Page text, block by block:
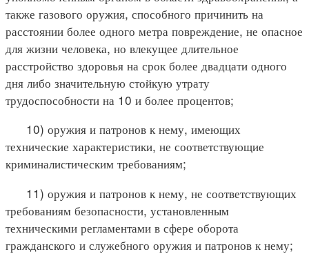
также газового оружия, способного причинить на
расстоянии более одного метра повреждение, не опасное
для жизни человека, но влекущее длительное
расстройство здоровья на срок более двадцати одного
дня либо значительную стойкую утрату
трудоспособности на 10 и более процентов;
10) оружия и патронов к нему, имеющих
технические характеристики, не соответствующие
криминалистическим требованиям;
11) оружия и патронов к нему, не соответствующих
требованиям безопасности, установленным
техническими регламентами в сфере оборота
гражданского и служебного оружия и патронов к нему;